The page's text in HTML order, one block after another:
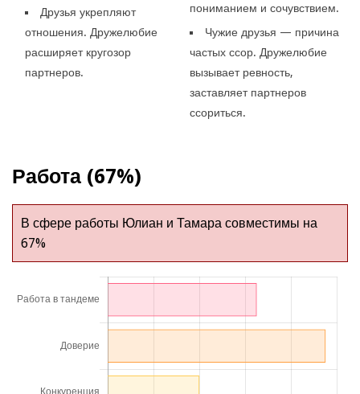
Друзья укрепляют
отношения. Дружелюбие
расширяет кругозор
партнеров.
пониманием и сочувствием.
Чужие друзья — причина
частых ссор. Дружелюбие
вызывает ревность,
заставляет партнеров
ссориться.
Работа (67%)
В сфере работы Юлиан и Тамара совместимы на
67%